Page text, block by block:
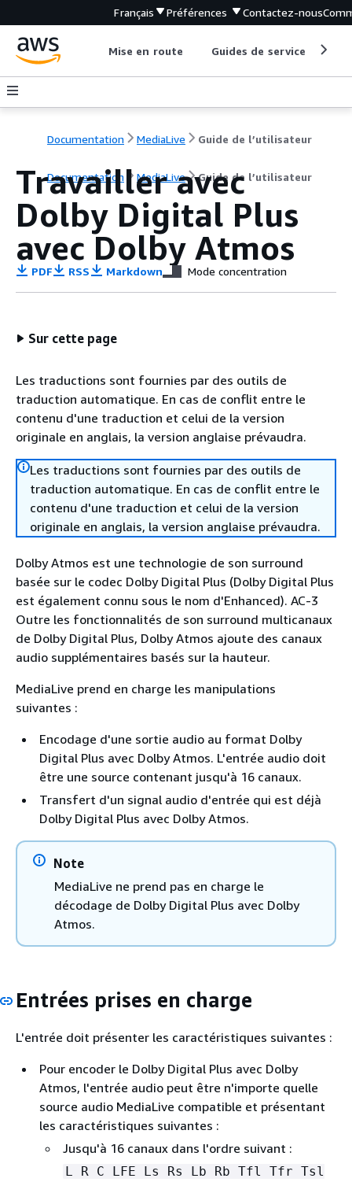
Français Préférences Contactez-nous
Mise en route Guides de service
Documentation MediaLive Guide de l’utilisateur
Documentation MediaLive Guide de l’utilisateur
Travailler avec
Dolby Digital Plus
avec Dolby Atmos
PDF RSS Markdown Mode concentration
Sur cette page
Les traductions sont fournies par des outils de
traduction automatique. En cas de conflit entre le
contenu d'une traduction et celui de la version
originale en anglais, la version anglaise prévaudra.
Les traductions sont fournies par des outils de
traduction automatique. En cas de conflit entre le
contenu d'une traduction et celui de la version
originale en anglais, la version anglaise prévaudra.
Dolby Atmos est une technologie de son surround
basée sur le codec Dolby Digital Plus (Dolby Digital Plus
est également connu sous le nom d'Enhanced). AC-3
Outre les fonctionnalités de son surround multicanaux
de Dolby Digital Plus, Dolby Atmos ajoute des canaux
audio supplémentaires basés sur la hauteur.
MediaLive prend en charge les manipulations
suivantes :
Encodage d'une sortie audio au format Dolby
Digital Plus avec Dolby Atmos. L'entrée audio doit
être une source contenant jusqu'à 16 canaux.
Transfert d'un signal audio d'entrée qui est déjà
Dolby Digital Plus avec Dolby Atmos.
Note
MediaLive ne prend pas en charge le
décodage de Dolby Digital Plus avec Dolby
Atmos.
Entrées prises en charge
L'entrée doit présenter les caractéristiques suivantes :
Pour encoder le Dolby Digital Plus avec Dolby
Atmos, l'entrée audio peut être n'importe quelle
source audio MediaLive compatible et présentant
les caractéristiques suivantes :
Jusqu'à 16 canaux dans l'ordre suivant :
L R C LFE Ls Rs Lb Rb Tfl Tfr Tsl